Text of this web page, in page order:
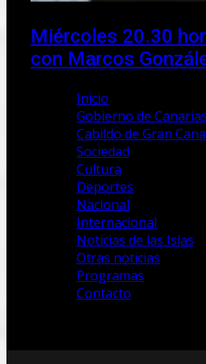
Miércoles 20.30
con Marcos
Inicio
Gobierno de Canarias
Cabildo de Gran
Sociedad
Cultura
Deportes
Nacional
Internacional
Noticias de las Islas
Otras noticias
Programas
Contacto